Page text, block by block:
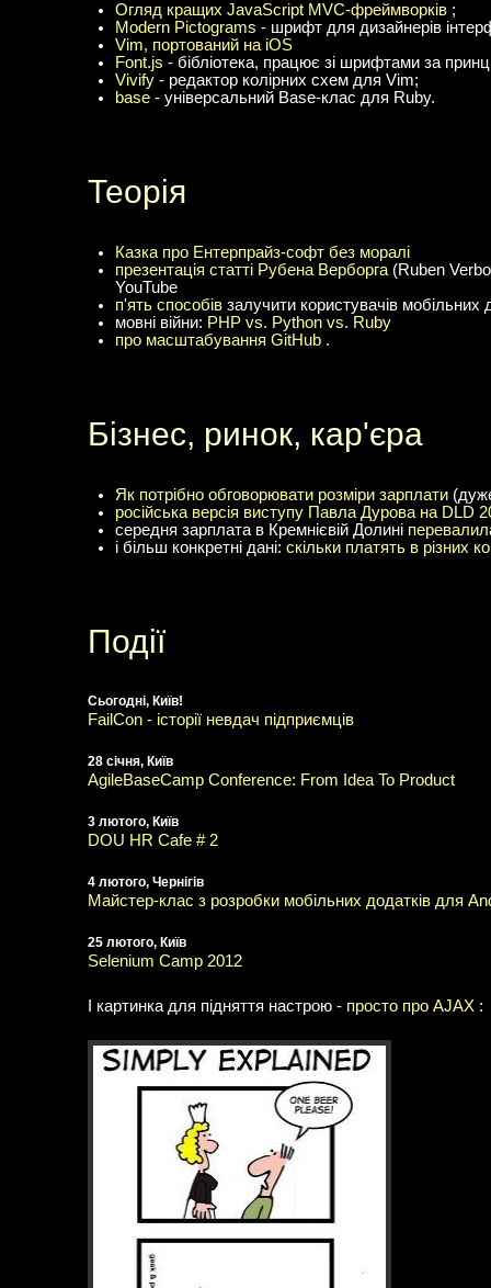
Огляд кращих JavaScript MVC-фреймворків ;
Modern Pictograms - шрифт для дизайнерів
Vim, портований на iOS
Font.js - бібліотека, працює зі шрифтами за
Vivify - редактор колірних схем для Vim;
base - універсальний Base-клас для Ruby.
Теорія
Казка про Ентерпрайз-софт без моралі
презентація статті Рубена Верборга (Ruben
YouTube
п'ять способів залучити користувачів мобільних
мовні війни: PHP vs. Python vs. Ruby
про масштабування GitHub .
Бізнес, ринок, кар'єра
Як потрібно обговорювати розміри зарплати
російська версія виступу Павла Дурова на DLD
середня зарплата в Кремнієвій Долині
і більш конкретні дані: скільки платять в різних
Події
Сьогодні, Київ!
FailCon - історії невдач підприємців
28 січня, Київ
AgileBaseCamp Conference: From Idea To Product
3 лютого, Київ
DOU HR Cafe # 2
4 лютого, Чернігів
Майстер-клас з розробки мобільних додатків для
25 лютого, Київ
Selenium Camp 2012
І картинка для підняття настрою - просто про AJAX :